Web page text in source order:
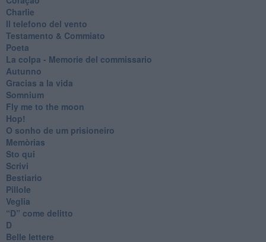
Charlie
Il telefono del vento
Testamento & Commiato
Poeta
​La colpa - Memorie del commissario
Autunno
Gracias a la vida
Somnium
Fly me to the moon
Hop!
O sonho de um prisioneiro
Memòrias
Sto qui
Scrivi
Bestiario
Pillole
Veglia
​“D” come delitto
D
Belle lettere